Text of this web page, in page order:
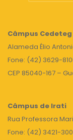
Câmpus Cedeteg
Alameda Élio
Fone: (42) 3629-
CEP 85040-167 –
Câmpus de Irati
Rua Professora
Fone: (42) 3421-